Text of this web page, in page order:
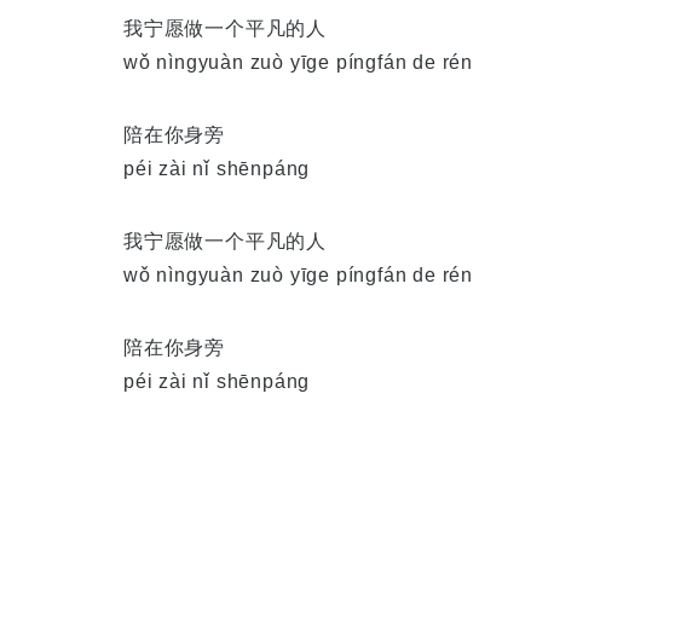
我宁愿做一个平凡的人
wǒ nìngyuàn zuò yīge píngfán de rén
陪在你身旁
péi zài nǐ shēnpáng
我宁愿做一个平凡的人
wǒ nìngyuàn zuò yīge píngfán de rén
陪在你身旁
péi zài nǐ shēnpáng